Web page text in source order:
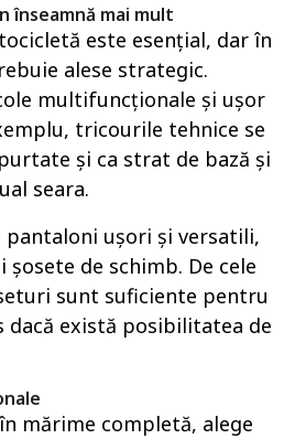
înseamnă mai mult
este esențial, dar în
alese strategic.
multifuncționale și ușor
tricourile tehnice se
și ca strat de bază și
seara.
pantaloni ușori și versatili,
de schimb. De cele
sunt suficiente pentru
dacă există posibilitatea de
mărime completă, alege